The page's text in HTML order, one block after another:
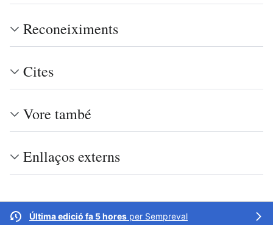
Reconeiximents
Cites
Vore també
Enllaços externs
Última edició fa 5 hores per Sempreval